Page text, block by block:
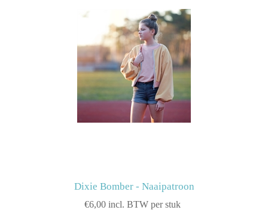
Dixie Bomber - Naaipatroon
€6,00 incl. BTW per stuk